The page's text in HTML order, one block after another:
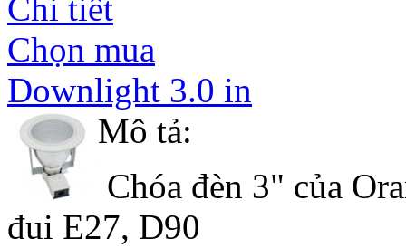
Chi tiết
Chọn mua
Downlight 3.0 in
Mô tả:
Chóa đèn 3" của
đui E27, D90